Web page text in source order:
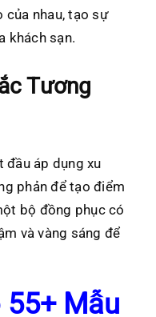
của nhau, tạo sự
khách sạn.
Tương
đầu áp dụng xu
phản để tạo điểm
bộ đồng phục có
và vàng sáng để
Mẫu